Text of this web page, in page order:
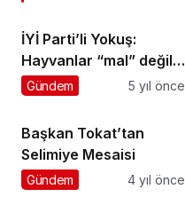
İYİ Parti’li Yokuş:
Hayvanlar “mal” değil,
“can”
Gündem 5 yıl önce
Başkan Tokat’tan
Selimiye Mesaisi
Gündem 4 yıl önce